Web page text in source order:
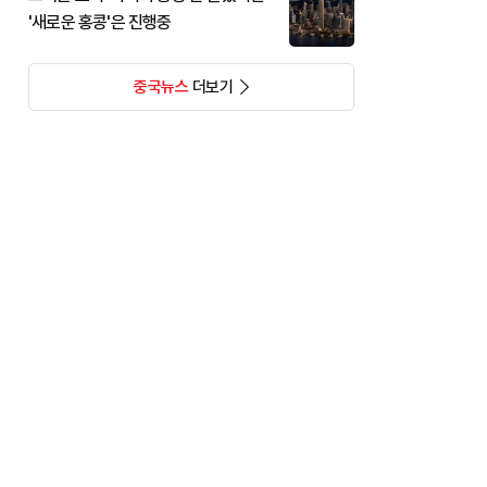
'새로운 홍콩'은 진행중
중국뉴스더보기